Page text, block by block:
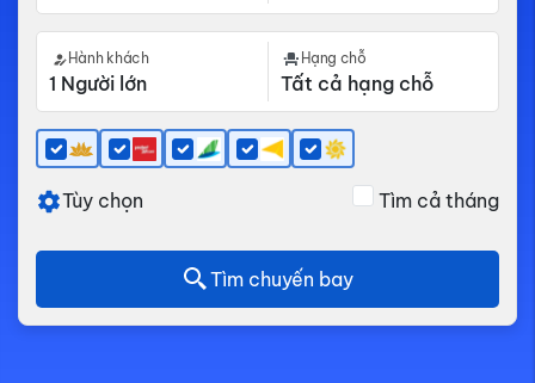
Hành khách Hạng chỗ
Tùy chọn Tìm cả tháng
Tìm chuyến bay